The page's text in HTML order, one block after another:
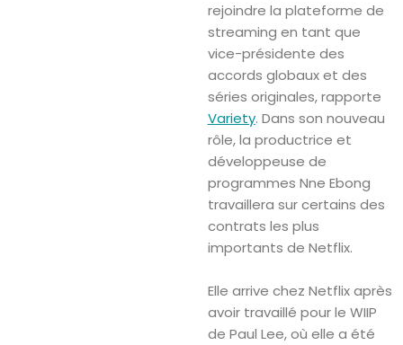
rejoindre la plateforme de
streaming en tant que
vice-présidente des
accords globaux et des
séries originales, rapporte
Variety. Dans son nouveau
rôle, la productrice et
développeuse de
programmes Nne Ebong
travaillera sur certains des
contrats les plus
importants de Netflix.
Elle arrive chez Netflix après
avoir travaillé pour le WIIP
de Paul Lee, où elle a été